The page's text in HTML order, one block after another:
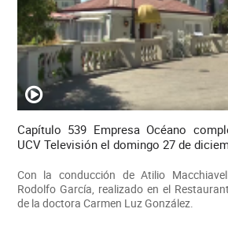
Capítulo 539 Empresa Océano
UCV Televisión el domingo 27 de
Con la conducción de Atilio
Rodolfo García, realizado en el
de la doctora Carmen Luz González.